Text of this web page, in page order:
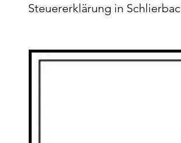
Steuererklärung in